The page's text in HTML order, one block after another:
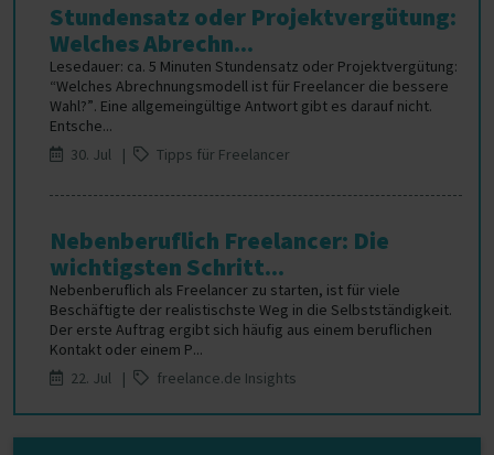
Stundensatz oder Projektvergütung:
Welches Abrechn...
Lesedauer: ca. 5 Minuten Stundensatz oder Projektvergütung:
“Welches Abrechnungsmodell ist für Freelancer die bessere
Wahl?”. Eine allgemeingültige Antwort gibt es darauf nicht.
Entsche...
30. Jul |
Tipps für Freelancer
Nebenberuflich Freelancer: Die
wichtigsten Schritt...
Nebenberuflich als Freelancer zu starten, ist für viele
Beschäftigte der realistischste Weg in die Selbstständigkeit.
Der erste Auftrag ergibt sich häufig aus einem beruflichen
Kontakt oder einem P...
22. Jul |
freelance.de Insights